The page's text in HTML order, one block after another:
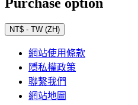
NT$ - TW (ZH)
網站使用條款
隱私權政策
聯繫我們
網站地圖